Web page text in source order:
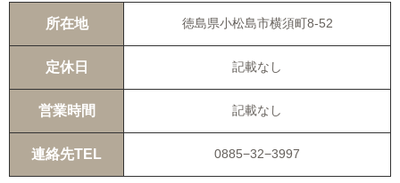
所在地 徳島県小松島市横須町8-52
定休日 記載なし
営業時間 記載なし
連絡先TEL 0885−32−3997